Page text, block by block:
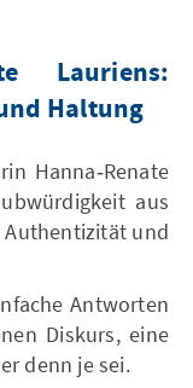
Lauriens:
Haltung
Hanna‑Renate
aus
und
Antworten
Diskurs, eine
denn je sei.